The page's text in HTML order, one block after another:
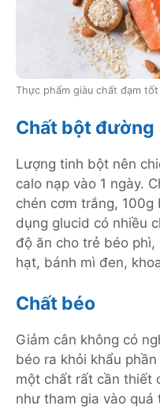
Thực phẩm giàu chất đạm
Chất bột đường
Lượng tinh bột nên
calo nạp vào 1 ngày.
chén cơm trắng,
dụng glucid có nhiều
độ ăn cho trẻ béo
hạt, bánh mì đen,
Chất béo
Giảm cân không có
béo ra khỏi khẩu
một chất rất cần thiết
như tham gia vào quá